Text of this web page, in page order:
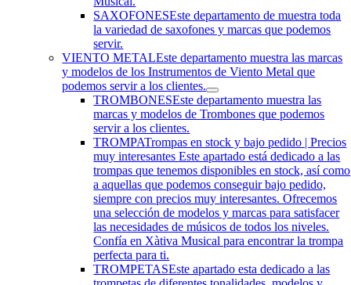
SAXOFONESEste departamento de muestra toda
la variedad de saxofones y marcas que podemos
servir.
VIENTO METALEste departamento muestra las marcas
y modelos de los Instrumentos de Viento Metal que
podemos servir a los clientes.
TROMBONESEste departamento muestra las
marcas y modelos de Trombones que podemos
servir a los clientes.
TROMPATrompas en stock y bajo pedido | Precios
muy interesantes Este apartado está dedicado a las
trompas que tenemos disponibles en stock, así como
a aquellas que podemos conseguir bajo pedido,
siempre con precios muy interesantes. Ofrecemos
una selección de modelos y marcas para satisfacer
las necesidades de músicos de todos los niveles.
Confía en Xàtiva Musical para encontrar la trompa
perfecta para ti.
TROMPETASEste apartado esta dedicado a las